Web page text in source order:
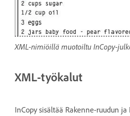
XML-nimiöillä muotoiltu InCopy-
XML-työkalut
InCopy sisältää Rakenne-ruudun